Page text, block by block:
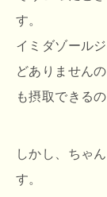
す。
イミダゾール
どありません
も摂取できるの
しかし、ちゃ
す。